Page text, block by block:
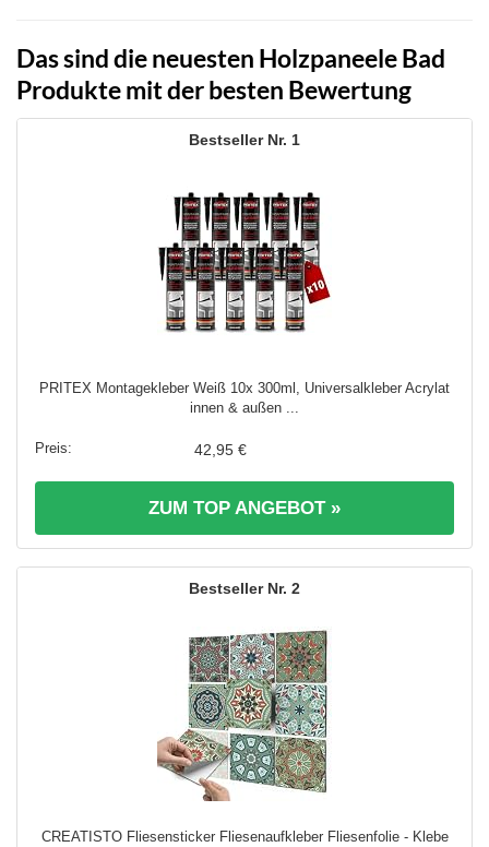
Das sind die neuesten Holzpaneele Bad
Produkte mit der besten Bewertung
1
PRITEX Montagekleber Weiß 10x 300ml, Universalkleber Acrylat
innen & außen ...
42,95 €
ZUM TOP ANGEBOT »
2
CREATISTO Fliesensticker Fliesenaufkleber Fliesenfolie - Klebe